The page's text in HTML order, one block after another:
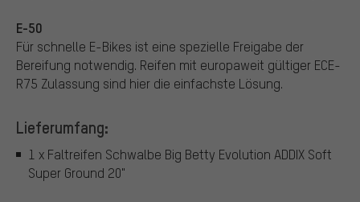
E-50
Für schnelle E-Bikes ist eine spezielle Freigabe der
Bereifung notwendig. Reifen mit europaweit gültiger ECE-
R75 Zulassung sind hier die einfachste Lösung.
Lieferumfang:
1 x Faltreifen Schwalbe Big Betty Evolution ADDIX Soft
Super Ground 20"